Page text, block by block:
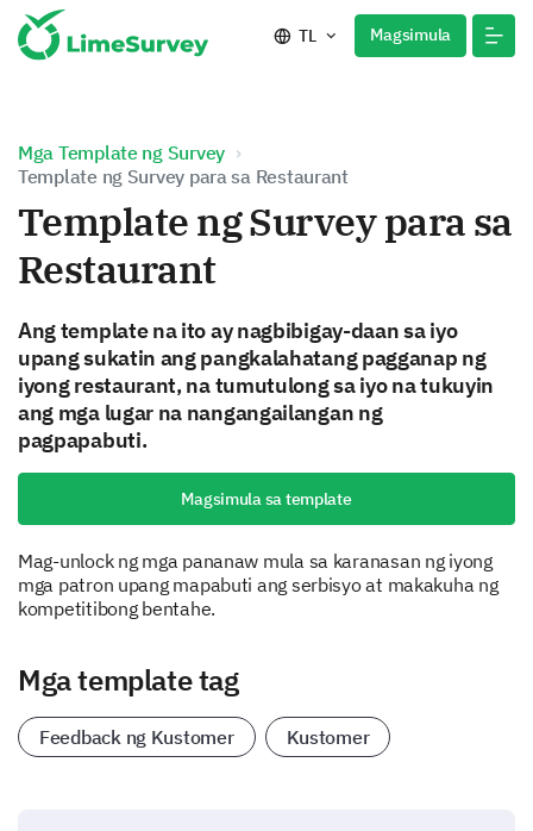
TL Magsimula
Mga Template ng Survey
Template ng Survey para sa Restaurant
Template ng Survey para sa
Restaurant
Ang template na ito ay nagbibigay-daan sa iyo
upang sukatin ang pangkalahatang pagganap ng
iyong restaurant, na tumutulong sa iyo na tukuyin
ang mga lugar na nangangailangan ng
pagpapabuti.
Magsimula sa template
Mag-unlock ng mga pananaw mula sa karanasan ng iyong
mga patron upang mapabuti ang serbisyo at makakuha ng
kompetitibong bentahe.
Mga template tag
Feedback ng Kustomer Kustomer